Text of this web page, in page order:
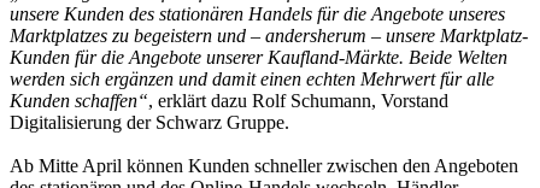
unsere Kunden des stationären Handels für die Angebote unseres
Marktplatzes zu begeistern und – andersherum – unsere Marktplatz-
Kunden für die Angebote unserer Kaufland-Märkte. Beide Welten
werden sich ergänzen und damit einen echten Mehrwert für alle
Kunden schaffen“, erklärt dazu Rolf Schumann, Vorstand
Digitalisierung der Schwarz Gruppe.
Ab Mitte April können Kunden schneller zwischen den Angeboten